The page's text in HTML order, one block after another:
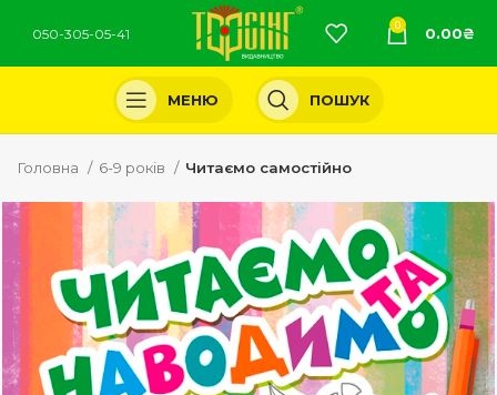
050-305-05-41
0 0.00₴
МЕНЮ ПОШУК
Головна 6-9 років Читаємо самостійно